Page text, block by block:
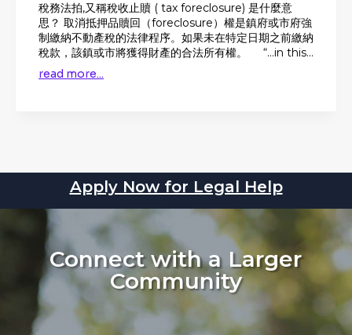
稅務法拍,又稱稅收止贖 ( tax foreclosure) 是什麼意
思？ 取消抵押品贖回（foreclosure）權是鎮府或市府強
制繳納不動產稅的法律程序。如果未在特定日期之前繳納
稅款，該鎮或市將獲得財產的合法所有權。 “…in this...
read more...
Apply Now for Legal Help
Connect with a Larger
Community